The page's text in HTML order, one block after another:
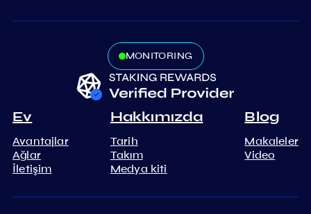
MONITORING
Ev
Avantajlar
Ağlar
İletişim
Hakkımızda
Tarih
Takım
Medya kiti
Blog
Makaleler
Video